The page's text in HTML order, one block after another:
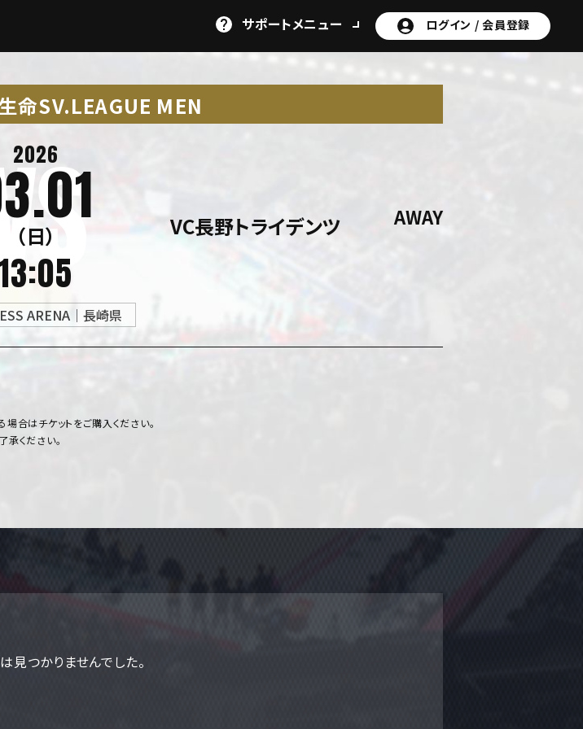
サポートメニュー ログイン /会員登録
命SV.LEAGUE MEN
2026
（日）
AWAY
VC長野トライデンツ
ARENA｜長崎県
合はチケットをご購入ください。
承ください。
見つかりませんでした。